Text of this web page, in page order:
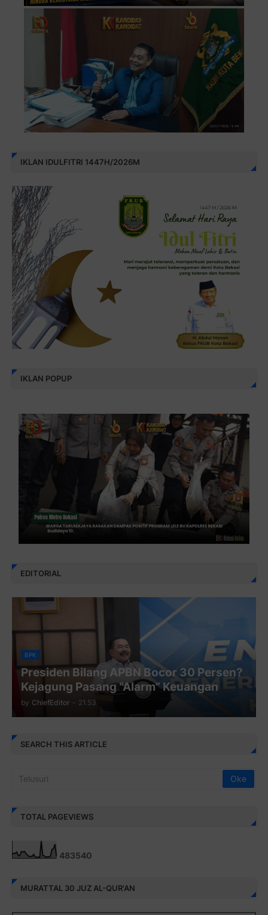
IKLAN IDULFITRI 1447H/2026M
IKLAN POPUP
EDITORIAL
BPK
Presiden Bilang APBN Bocor 30 Persen?
Kejagung Pasang “Alarm” Keuangan
by ChiefEditor - 21.53
SEARCH THIS ARTICLE
TOTAL PAGEVIEWS
483540
MURATTAL 30 JUZ AL-QUR'AN